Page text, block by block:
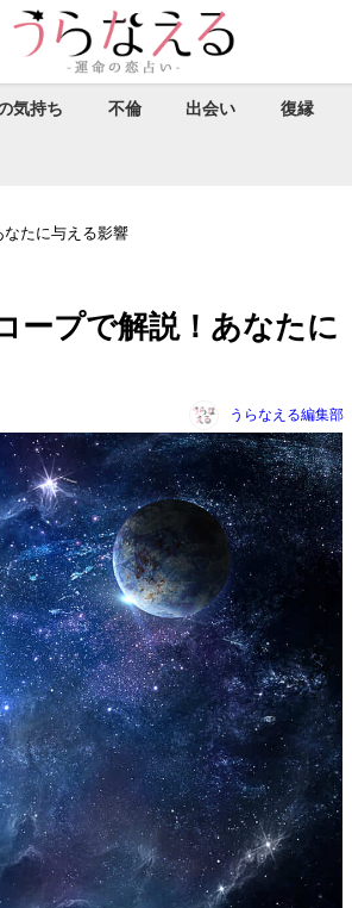
気持ち 不倫 出会い 復縁
なたに与える影響
ープで解説！あなたに
うらなえる編集部